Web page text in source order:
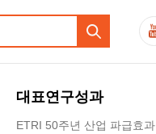
대표연구성과
ETRI 50주년 산업 파급효과